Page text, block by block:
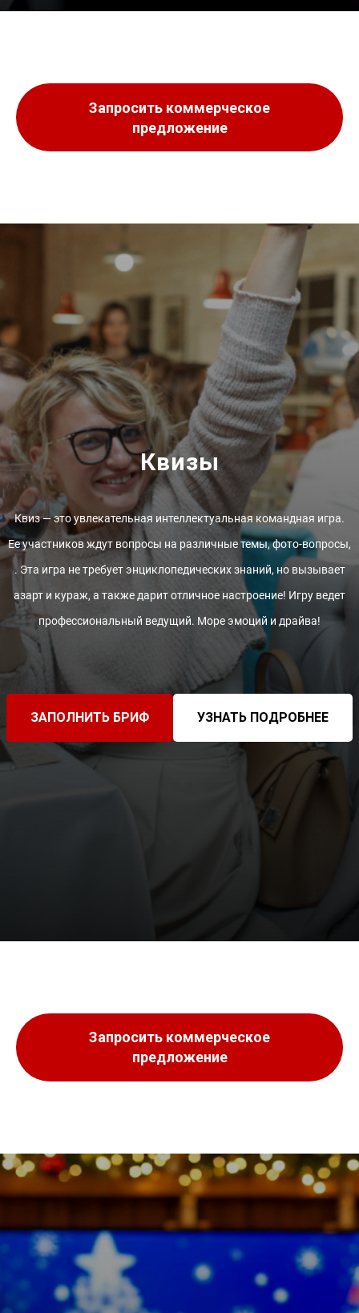
Запросить коммерческое
предложение
Квизы
Квиз — это увлекательная интеллектуальная командная игра.
Ее участников ждут вопросы на различные темы, фото-вопросы,
. Эта игра не требует энциклопедических знаний, но вызывает
азарт и кураж, а также дарит отличное настроение! Игру ведет
профессиональный ведущий. Море эмоций и драйва!
ЗАПОЛНИТЬ БРИФ УЗНАТЬ ПОДРОБНЕЕ
Запросить коммерческое
предложение